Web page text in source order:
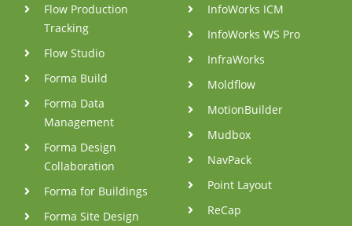
Flow Production
Tracking
Flow Studio
Forma Build
Forma Data
Management
Forma Design
Collaboration
Forma for Buildings
Forma Site Design
InfoWorks ICM
InfoWorks WS Pro
InfraWorks
Moldflow
MotionBuilder
Mudbox
NavPack
Point Layout
ReCap